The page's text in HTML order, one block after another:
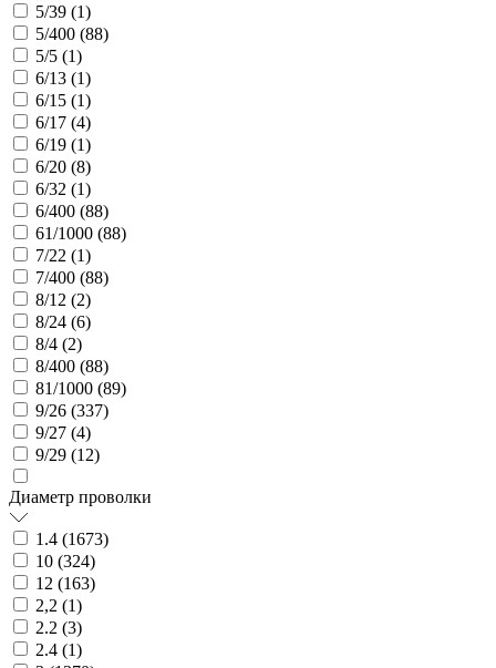
5/39 (1)
5/400 (88)
5/5 (1)
6/13 (1)
6/15 (1)
6/17 (4)
6/19 (1)
6/20 (8)
6/32 (1)
6/400 (88)
61/1000 (88)
7/22 (1)
7/400 (88)
8/12 (2)
8/24 (6)
8/4 (2)
8/400 (88)
81/1000 (89)
9/26 (337)
9/27 (4)
9/29 (12)
Диаметр проволки
1.4 (1673)
10 (324)
12 (163)
2,2 (1)
2.2 (3)
2.4 (1)